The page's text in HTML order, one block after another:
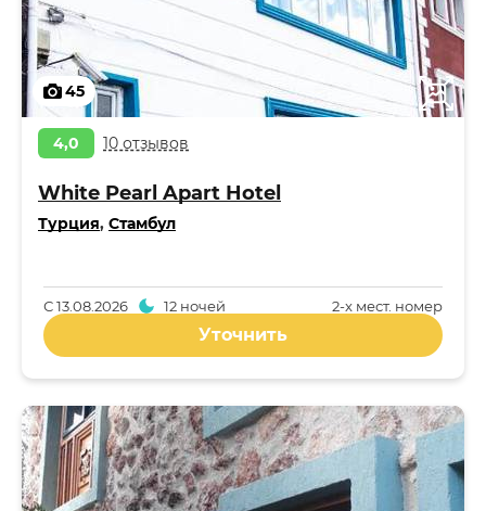
45
4,0 10 отзывов
White Pearl Apart Hotel
Турция, Стамбул
2-x мест. номер
С13.08.2026 12 ночей
Уточнить